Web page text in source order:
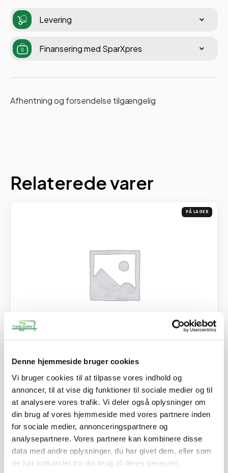
Denne hjemmeside bruger cookies
Vi bruger cookies til at tilpasse vores indhold og
annoncer, til at vise dig funktioner til sociale medier og til
at analysere vores trafik. Vi deler også oplysninger om
din brug af vores hjemmeside med vores partnere inden
for sociale medier, annonceringspartnere og
analysepartnere. Vores partnere kan kombinere disse
data med andre oplysninger, du har givet dem, eller som
de har indsamlet fra din brug af deres tjenester.
Levering
Finansering med SparXpres
Afhentning og forsendelse tilgængelig
Relaterede varer
PÅ LAGER
8,50kr.
6,80kr.ekskl. moms
Afhentning og forsendelse
Se detaljer